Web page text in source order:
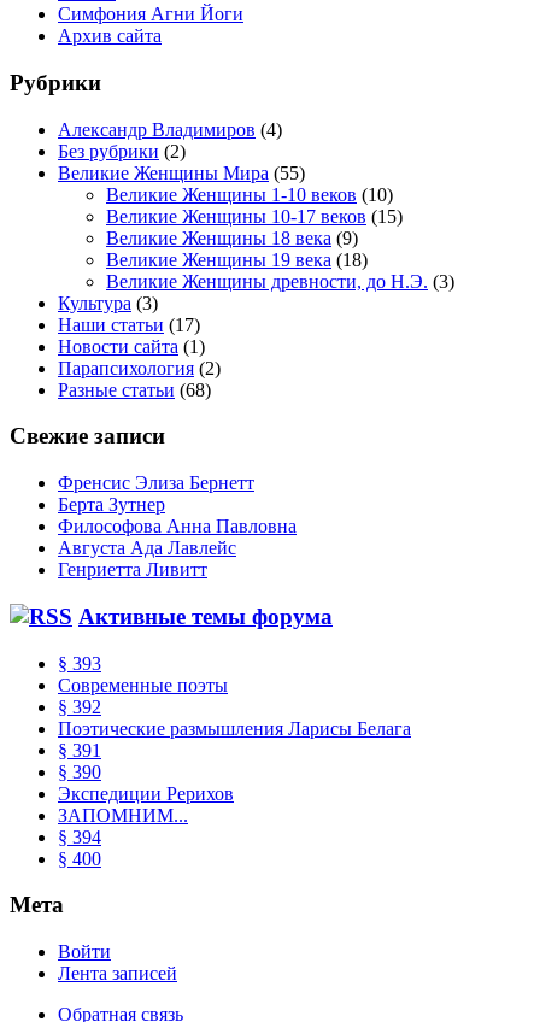
Симфония Агни Йоги
Архив сайта
Рубрики
Александр Владимиров (4)
Без рубрики (2)
Великие Женщины Мира (55)
Великие Женщины 1-10 веков (10)
Великие Женщины 10-17 веков (15)
Великие Женщины 18 века (9)
Великие Женщины 19 века (18)
Великие Женщины древности, до Н.Э. (3)
Культура (3)
Наши статьи (17)
Новости сайта (1)
Парапсихология (2)
Разные статьи (68)
Свежие записи
Френсис Элиза Бернетт
Берта Зутнер
Философова Анна Павловна
Августа Ада Лавлейс
Генриетта Ливитт
Активные темы форума
§ 393
Современные поэты
§ 392
Поэтические размышления Ларисы Белага
§ 391
§ 390
Экспедиции Рерихов
ЗАПОМНИМ...
§ 394
§ 400
Мета
Войти
Лента записей
Обратная связь